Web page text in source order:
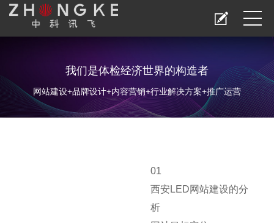
我们是体检经济世界的构造者
网站建设+品牌设计+内容营销+行业解决方案+推广运营
01
西安LED网站建设的分
析